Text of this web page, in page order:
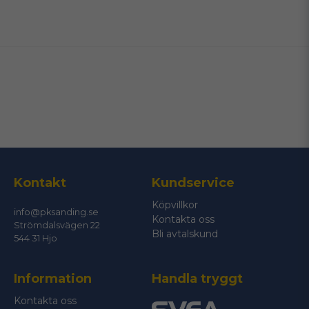
Ja, ni får publicera min fråga
Skicka fråga
Kontakt
info@pksanding.se
Strömdalsvägen 22
544 31 Hjo
Kundservice
Köpvillkor
Kontakta oss
Bli avtalskund
Information
Kontakta oss
Handla tryggt